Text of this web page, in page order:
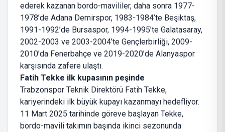
ederek kazanan bordo-mavililer, daha sonra 1977-
1978’de Adana Demirspor, 1983-1984’te Beşiktaş,
1991-1992’de Bursaspor, 1994-1995’te Galatasaray,
2002-2003 ve 2003-2004’te Gençlerbirliği, 2009-
2010’da Fenerbahçe ve 2019-2020’de Alanyaspor
karşısında zafere ulaştı.
Fatih Tekke ilk kupasının peşinde
Trabzonspor Teknik Direktörü Fatih Tekke,
kariyerindeki ilk büyük kupayı kazanmayı hedefliyor.
11 Mart 2025 tarihinde göreve başlayan Tekke,
bordo-mavili takımın başında ikinci sezonunda